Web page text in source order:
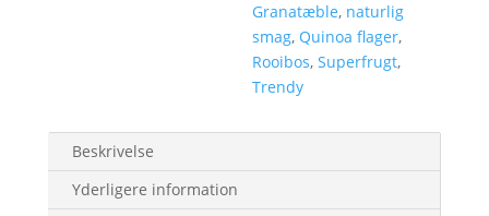
Granatæble, naturlig
smag, Quinoa flager,
Rooibos,Superfrugt,
Trendy
Beskrivelse
Yderligere information